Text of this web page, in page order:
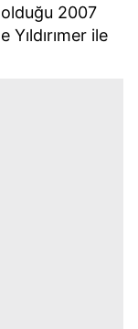
olduğu 2007
ile